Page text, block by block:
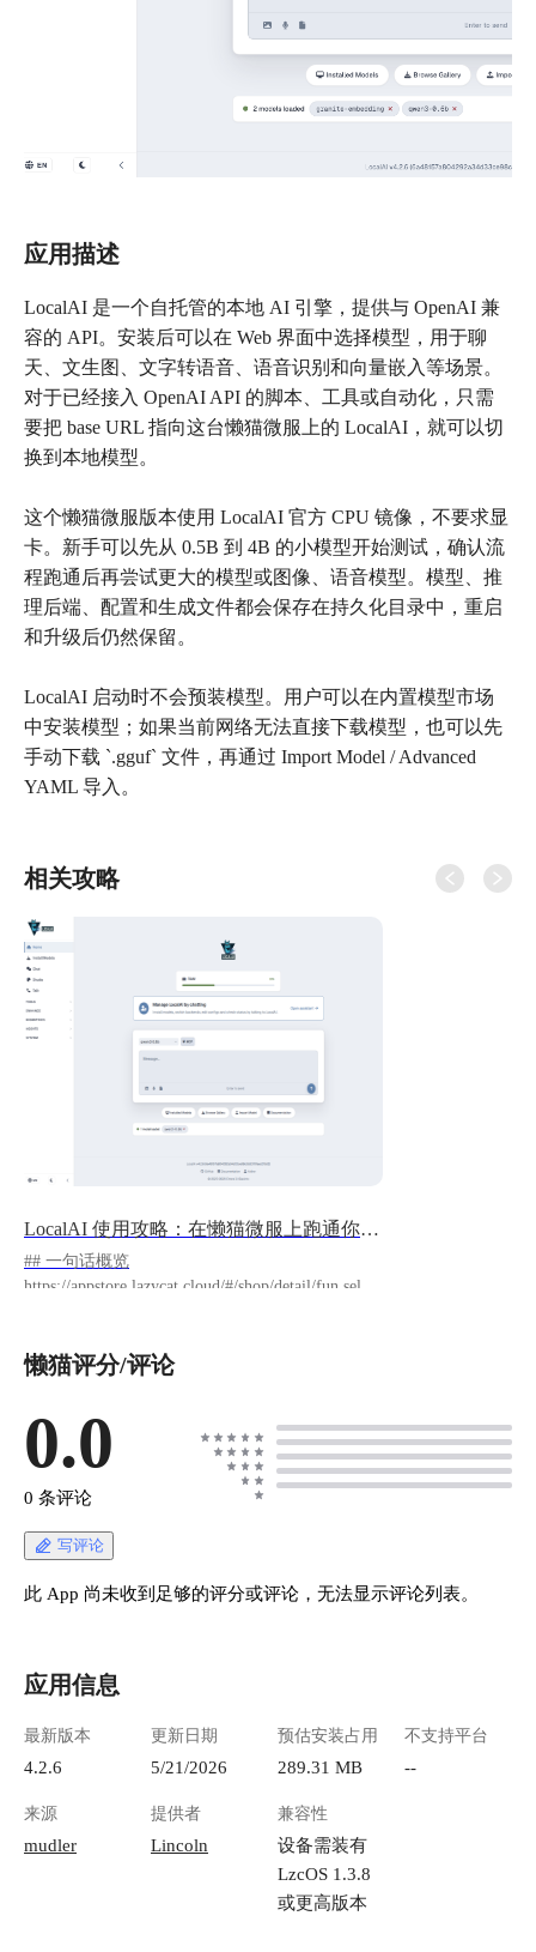
应用描述
LocalAI 是一个自托管的本地 AI 引擎，提供与 OpenAI 兼
容的 API。安装后可以在 Web 界面中选择模型，用于聊
天、文生图、文字转语音、语音识别和向量嵌入等场景。
对于已经接入 OpenAI API 的脚本、工具或自动化，只需
要把 base URL 指向这台懒猫微服上的 LocalAI，就可以切
换到本地模型。
这个懒猫微服版本使用 LocalAI 官方 CPU 镜像，不要求显
卡。新手可以先从 0.5B 到 4B 的小模型开始测试，确认流
程跑通后再尝试更大的模型或图像、语音模型。模型、推
理后端、配置和生成文件都会保存在持久化目录中，重启
和升级后仍然保留。
LocalAI 启动时不会预装模型。用户可以在内置模型市场
中安装模型；如果当前网络无法直接下载模型，也可以先
手动下载 `.gguf` 文件，再通过 Import Model / Advanced
YAML 导入。
相关攻略
LocalAI 使用攻略：在懒猫微服上跑通你的本地 AI 引擎
## 一句话概览
https://appstore.lazycat.cloud/#/shop/detail/fun.selfst
模型对话、文生图、语音 合成与识别、向量嵌入
成一条可靠的上手路径：打开服务、安装 或导入
一个小模型、完成第一轮对话，再用 API 验证它
能作为本地 OpenAI 替代服务使用。 ## 适合谁使
替，对话内容不上传到第三方。 - 手上有依赖
OpenAI API 的小工具 / 脚本 / 自动化，想换成本
地后端。 - 想在自己的设备上玩文生图、语音合
理。懒猫微服这个版本就是 CPU 版：小模型
一些。 ## 开始前准备 - 一台已安装本应用的懒
猫微服设备，设备能正常联网（安装模型时需要
天选小语言模型即可；要文生图、语音另外装对
应模型。 - 预留一些磁盘空间：模型从几十 MB
码、访问凭据、外部数据库——打开即用。 ##
懒猫评分/评论
0.0
0 条评论
写评论
此 App 尚未收到足够的评分或评论，无法显示评论列表。
应用信息
最新版本
4.2.6
更新日期
5/21/2026
预估安装占用
289.31 MB
不支持平台
--
来源
mudler
提供者
Lincoln
兼容性
设备需装有
LzcOS 1.3.8
或更高版本